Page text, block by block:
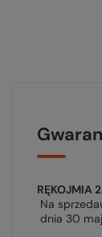
RĘKOJMIA
Na
dnia 30